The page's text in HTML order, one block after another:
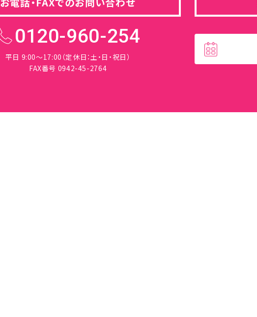
0120-960-254
平日 9:00～17:00（定休日：土・日・祝日）
FAX番号 0942-45-2764